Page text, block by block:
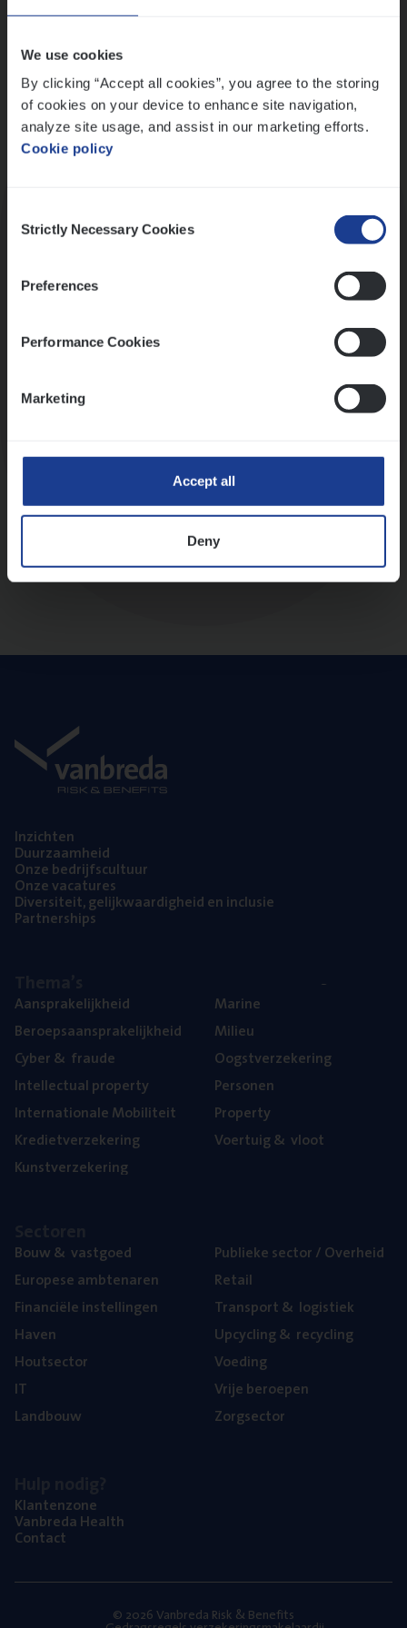
We use cookies
By clicking “Accept all cookies”, you agree to the storing
of cookies on your device to enhance site navigation,
analyze site usage, and assist in our marketing efforts.
Cookie policy
Selection
Strictly Necessary Cookies
Preferences
Performance Cookies
Marketing
Accept all
Deny
Inzich­ten
Duur­zaam­heid
Onze bedrijfs­cul­tuur
Onze vaca­tu­res
Diver­si­teit, gelijk­waar­dig­heid en inclusie
Part­ner­ships
Aan­spra­ke­lijk­heid
Beroeps­aan­spra­ke­lijk­heid
Cyber& fraude
Intel­lec­tu­al property
Inter­na­ti­o­na­le Mobiliteit
Kre­diet­ver­ze­ke­ring
Kunst­ver­ze­ke­ring
Mari­ne
Mili­eu
Oogst­ver­ze­ke­ring
Per­so­nen
Pro­per­ty
Voer­tuig& vloot
Bouw& vastgoed
Euro­pe­se ambtenaren
Finan­ci­ë­le instellingen
Haven
Hout­sec­tor
IT
Land­bouw
Publie­ke sec­tor / Overheid
Retail
Trans­port& logistiek
Upcy­cling& recycling
Voe­ding
Vrije beroe­pen
Zorg­sec­tor
Klan­ten­zo­ne
Van­b­re­da Health
Con­tact
© 2026 Vanbreda Risk & Benefits